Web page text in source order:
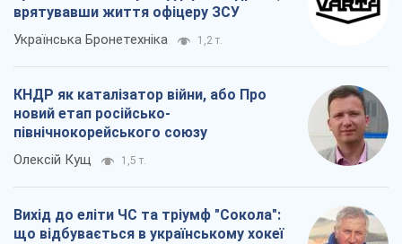
врятувавши життя офіцеру ЗСУ
Українська Бронетехніка 1,2 т.
КНДР як каталізатор війни, або Про
новий етап російсько-
північнокорейського союзу
Олексій Кущ 1,5 т.
Вихід до еліти ЧС та тріумф "Сокола":
що відбувається в українському хокеї